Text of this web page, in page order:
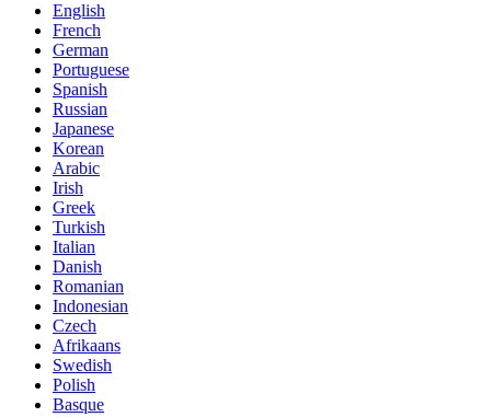
English
French
German
Portuguese
Spanish
Russian
Japanese
Korean
Arabic
Irish
Greek
Turkish
Italian
Danish
Romanian
Indonesian
Czech
Afrikaans
Swedish
Polish
Basque